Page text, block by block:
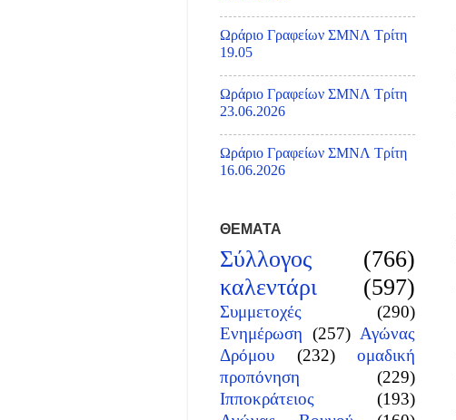
Ωράριο Γραφείων ΣΜΝΛ Τρίτη
19.05
Ωράριο Γραφείων ΣΜΝΛ Τρίτη
23.06.2026
Ωράριο Γραφείων ΣΜΝΛ Τρίτη
16.06.2026
ΘΕΜΑΤΑ
Σύλλογος
(766)
καλεντάρι
(597)
Συμμετοχές
(290)
Ενημέρωση (257) Αγώνας
Δρόμου
(232)
ομαδική
προπόνηση
(229)
Ιπποκράτειος
(193)